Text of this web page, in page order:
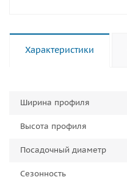
Характеристики
Ширина профиля
Высота профиля
Посадочный диаметр
Сезонность